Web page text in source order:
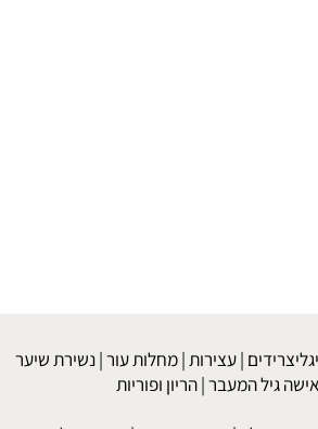
|עצירות|מחלות עור
גיל המעבר הריון ופוריות